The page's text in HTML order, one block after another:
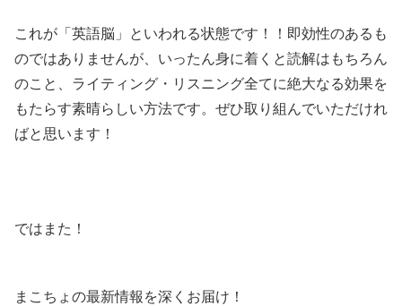
これが「英語脳」といわれる状態です！！即効性のあるも
のではありませんが、いったん身に着くと読解はもちろん
のこと、ライティング・リスニング全てに絶大なる効果を
もたらす素晴らしい方法です。ぜひ取り組んでいただけれ
ばと思います！
ではまた！
まこちょの最新情報を深くお届け！